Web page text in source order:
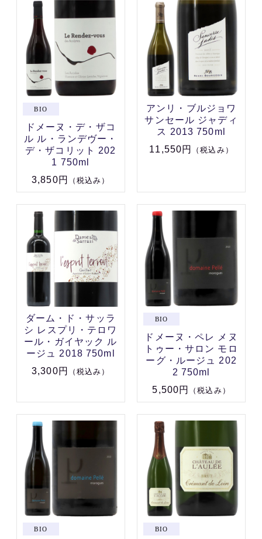
ドメーヌ・デ・ザコ
ル ル・ランデヴー・
デ・ザコリット 202
1 750ml
3,850円
（税込み）
アンリ・ブルジョワ
サンセール ジャディ
ス 2013 750ml
11,550円
（税込み）
ダーム・ド・サッラ
シ レスプリ・テロワ
ール・ガイヤック ル
ージュ 2018 750ml
3,300円
（税込み）
ドメーヌ・ペレ メヌ
トゥー・サロン モロ
ーグ・ルージュ 202
2 750ml
5,500円
（税込み）